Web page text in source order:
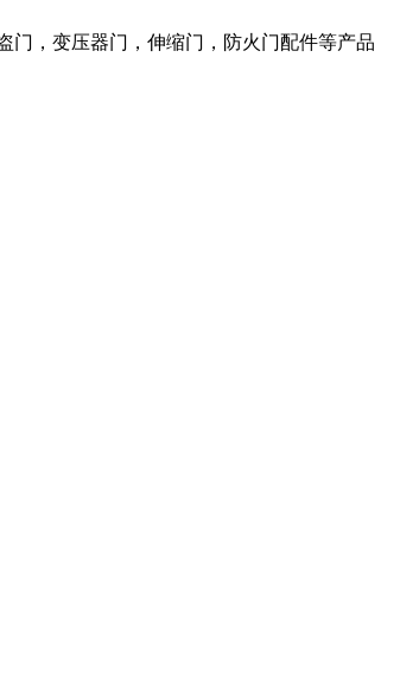
门，变压器门，伸缩门，防火门配件等产品